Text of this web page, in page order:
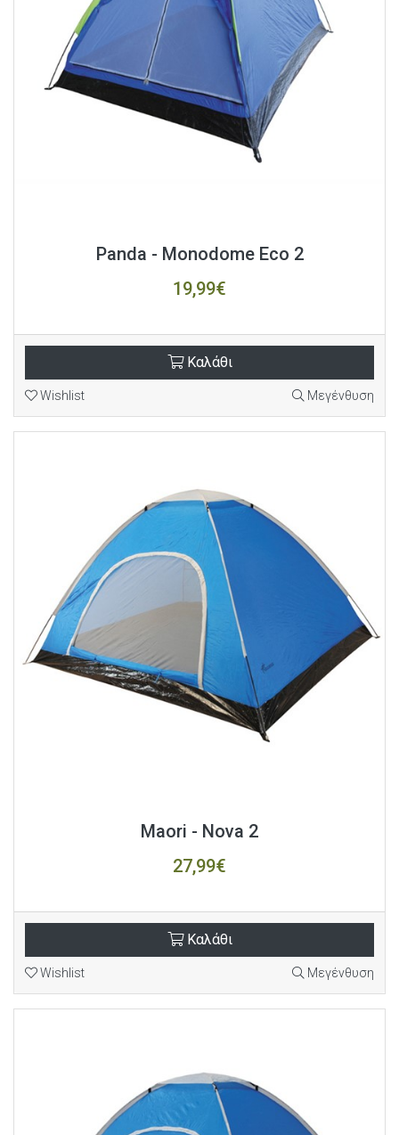
Panda - Monodome Eco 2
19,99€
Καλάθι
Wishlist Μεγένθυση
Maori - Nova 2
27,99€
Καλάθι
Wishlist Μεγένθυση